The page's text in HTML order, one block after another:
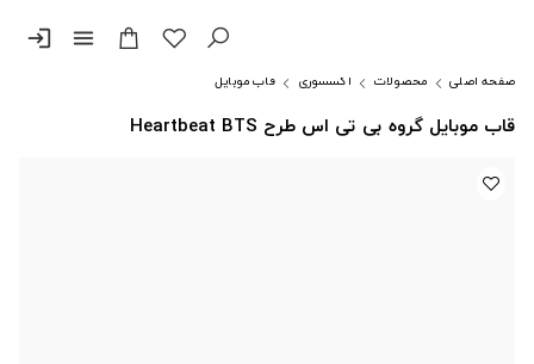
menu
login
صفحه اصلی محصولات اکسسوری قاب موبایل
قاب موبایل گروه بی تی اس طرح Heartbeat BTS